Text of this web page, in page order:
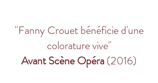
​"Fanny Crouet bénéficie d'une
colorature vive"
Avant Scène Opéra(2016)